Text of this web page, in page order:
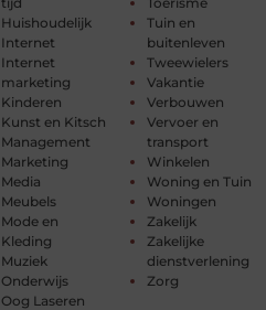
Huishoudelijk
Internet
Internet
marketing
Kinderen
Kunst en Kitsch
Management
Marketing
Media
Meubels
Mode en
Kleding
Muziek
Onderwijs
Oog Laseren
Tuin en
buitenleven
Tweewielers
Vakantie
Verbouwen
Vervoer en
transport
Winkelen
Woning en Tuin
Woningen
Zakelijk
Zakelijke
dienstverlening
Zorg